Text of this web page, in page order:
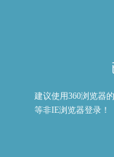
建议使用360浏览器
等非IE浏览器登录！